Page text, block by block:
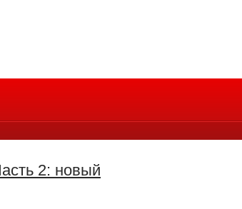
2: новый